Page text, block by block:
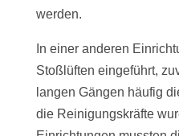
werden.
In einer anderen
Stoßlüften eingeführt,
langen Gängen häufig
die Reinigungskräfte